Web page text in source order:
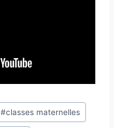
#classes maternelles